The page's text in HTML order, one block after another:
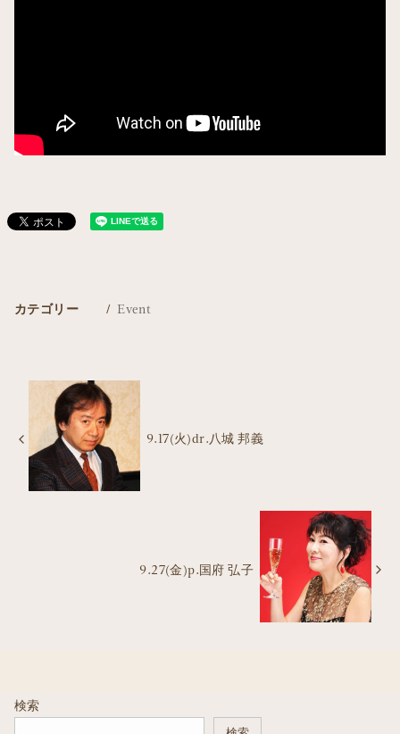
カテゴリー Event
9.17(火)dr.八城 邦義
9.27(金)p.国府 弘子
検索